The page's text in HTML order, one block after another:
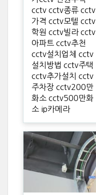
cctv cctv종류 cctv
가격 cctv모텔 cctv
학원 cctv빌라 cctv
아파트 cctv추천
cctv설치업체 cctv
설치방법 cctv주택
cctv추가설치 cctv
주차장 cctv200만
화소 cctv500만화
소 ip카메라